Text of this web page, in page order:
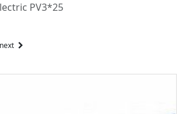
PV3*25
next